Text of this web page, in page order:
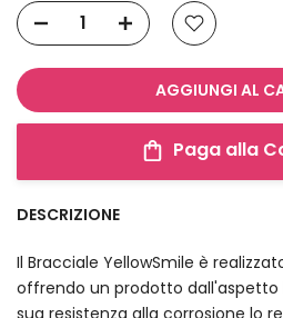
AGGIUNGI AL
Paga alla
DESCRIZIONE
Il Bracciale YellowSmile è
offrendo un prodotto dall'aspetto
sua resistenza alla corrosione lo